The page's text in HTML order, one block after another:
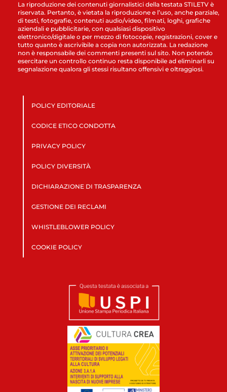
La riproduzione dei contenuti giornalistici della testata STILETV è
riservata. Pertanto, è vietata la riproduzione e l’uso, anche parziale,
di testi, fotografie, contenuti audio/video, filmati, loghi, grafiche
aziendali e pubblicitarie, con qualsiasi dispositivo
elettronico/digitale o per mezzo di fotocopie, registrazioni, cover e
tutto quanto è ascrivibile a copia non autorizzata. La redazione
non è responsabile dei commenti presenti sul sito. Non potendo
esercitare un controllo continuo resta disponibile ad eliminarli su
segnalazione qualora gli stessi risultano offensivi e oltraggiosi.
POLICY EDITORIALE
CODICE ETICO CONDOTTA
PRIVACY POLICY
POLICY DIVERSITÀ
DICHIARAZIONE DI TRASPARENZA
GESTIONE DEI RECLAMI
WHISTLEBLOWER POLICY
COOKIE POLICY